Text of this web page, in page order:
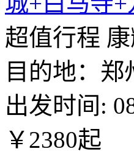
超值行程
目的地：
出发时间:
￥2380起